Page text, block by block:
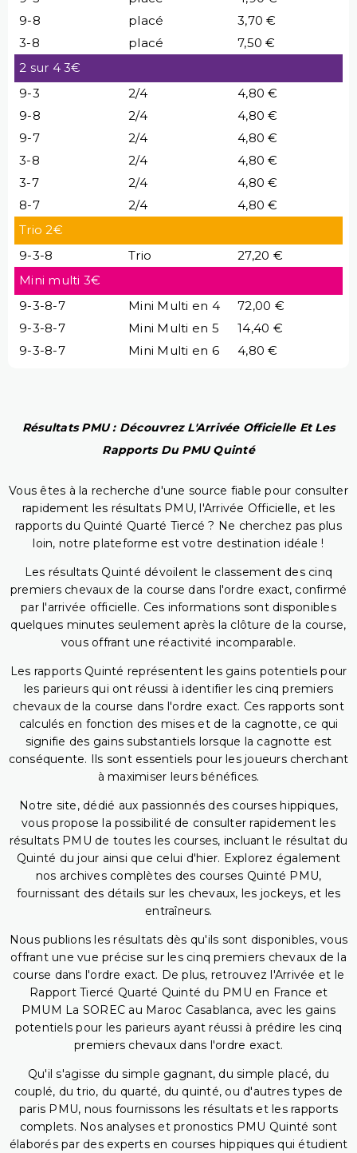
9-8
placé
3,70 €
3-8
placé
7,50 €
2 sur 4 3€
9-3
2/4
4,80 €
9-8
2/4
4,80 €
9-7
2/4
4,80 €
3-8
2/4
4,80 €
3-7
2/4
4,80 €
8-7
2/4
4,80 €
Trio 2€
9-3-8
Trio
27,20 €
Mini multi 3€
9-3-8-7
Mini Multi en 4
72,00 €
9-3-8-7
Mini Multi en 5
14,40 €
9-3-8-7
Mini Multi en 6 4,80 €
Résultats PMU : Découvrez L'Arrivée Officielle Et Les
Rapports Du PMU Quinté
Vous êtes à la recherche d'une source fiable pour consulter
rapidement les résultats PMU, l'Arrivée Officielle, et les
rapports du Quinté Quarté Tiercé ? Ne cherchez pas plus
loin, notre plateforme est votre destination idéale !
Les résultats Quinté dévoilent le classement des cinq
premiers chevaux de la course dans l'ordre exact, confirmé
par l'arrivée officielle. Ces informations sont disponibles
quelques minutes seulement après la clôture de la course,
vous offrant une réactivité incomparable.
Les rapports Quinté représentent les gains potentiels pour
les parieurs qui ont réussi à identifier les cinq premiers
chevaux de la course dans l'ordre exact. Ces rapports sont
calculés en fonction des mises et de la cagnotte, ce qui
signifie des gains substantiels lorsque la cagnotte est
conséquente. Ils sont essentiels pour les joueurs cherchant
à maximiser leurs bénéfices.
Notre site, dédié aux passionnés des courses hippiques,
vous propose la possibilité de consulter rapidement les
résultats PMU de toutes les courses, incluant le résultat du
Quinté du jour ainsi que celui d'hier. Explorez également
nos archives complètes des courses Quinté PMU,
fournissant des détails sur les chevaux, les jockeys, et les
entraîneurs.
Nous publions les résultats dès qu'ils sont disponibles, vous
offrant une vue précise sur les cinq premiers chevaux de la
course dans l'ordre exact. De plus, retrouvez l'Arrivée et le
Rapport Tiercé Quarté Quinté du PMU en France et
PMUM La SOREC au Maroc Casablanca, avec les gains
potentiels pour les parieurs ayant réussi à prédire les cinq
premiers chevaux dans l'ordre exact.
Qu'il s'agisse du simple gagnant, du simple placé, du
couplé, du trio, du quarté, du quinté, ou d'autres types de
paris PMU, nous fournissons les résultats et les rapports
complets. Nos analyses et pronostics PMU Quinté sont
élaborés par des experts en courses hippiques qui étudient